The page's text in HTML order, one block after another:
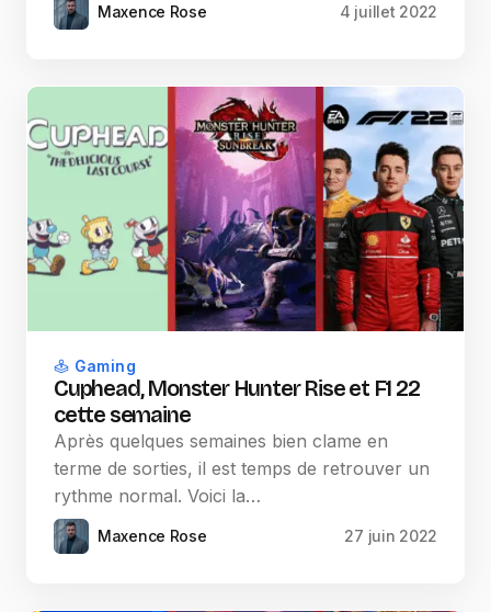
Maxence Rose 4 juillet 2022
Gaming
Cuphead, Monster Hunter Rise et F1 22
cette semaine
Après quelques semaines bien clame en
terme de sorties, il est temps de retrouver un
rythme normal. Voici la…
Maxence Rose 27 juin 2022